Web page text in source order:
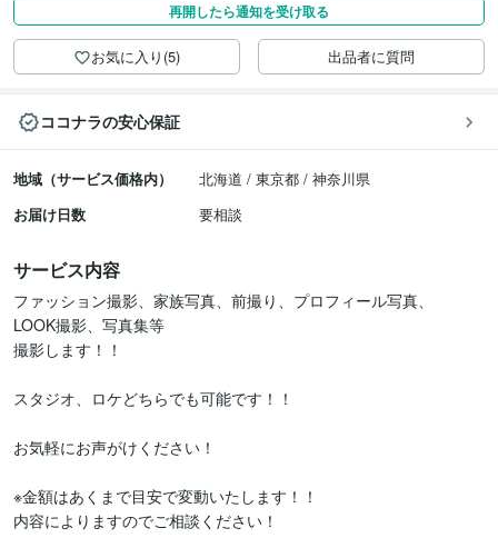
再開したら通知を受け取る
お気に入り(5) 出品者に質問
ココナラの安心保証
地域（サービス価格内）
北海道 / 東京都 / 神奈川県
お届け日数
要相談
サービス内容
ファッション撮影、家族写真、前撮り、プロフィール写真、
LOOK撮影、写真集等
撮影します！！
スタジオ、ロケどちらでも可能です！！
お気軽にお声がけください！
※金額はあくまで目安で変動いたします！！
内容によりますのでご相談ください！